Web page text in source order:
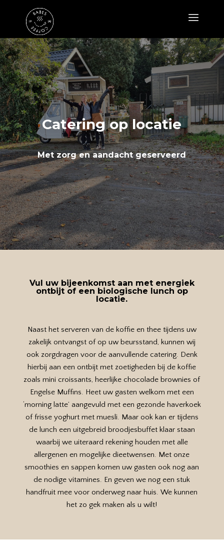
Catering op locatie
Met zorg en aandacht geserveerd
Vul uw bijeenkomst aan met energiek
ontbijt of een biologische lunch op
locatie.
Naast het serveren van de koffie en thee tijdens uw
zakelijk ontvangst of op uw beursstand, kunnen wij
ook zorgdragen voor de aanvullende catering. Denk
hierbij aan een ontbijt met zoetigheden bij de koffie
zoals mini croissants, heerlijke chocolade brownies of
Engelse Muffins. Heet uw gasten welkom met een
‘morning latte’ aangevuld met een gezonde haverkoek
of frisse yoghurt met muesli. Maar ook kan er tijdens
de lunch een uitgebreid broodjesbuffet klaar staan
waarbij we uiteraard rekening houden met alle
allergenen en mogelijke dieetwensen. Met onze
smoothies en sappen komen uw gasten ook nog aan
de nodige vitamines. En geven we nog een stuk
handfruit mee voor onderweg naar huis. We kunnen
het zo gek maken als u wilt!